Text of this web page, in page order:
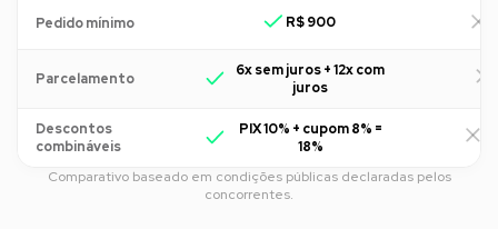
Pedido mínimo R$ 900
Parcelamento
6x sem juros + 12x com
juros
Descontos
combináveis
PIX 10% + cupom 8% =
18%
Comparativo baseado em condições públicas declaradas pelos
concorrentes.